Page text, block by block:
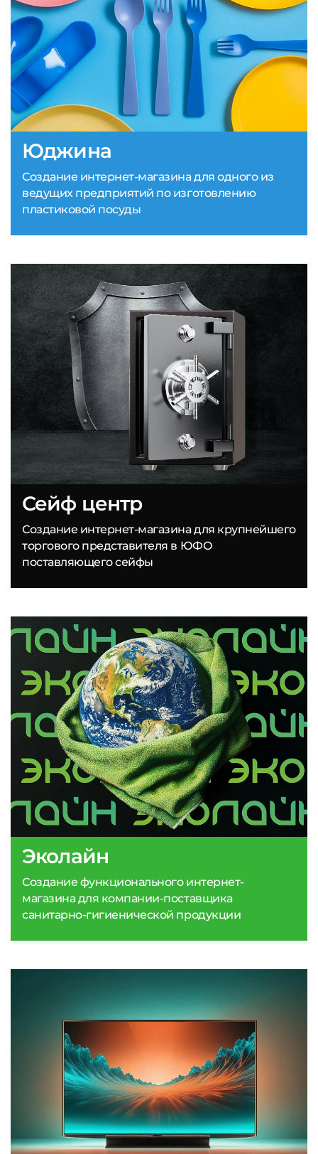
Юджина
Создание интернет-магазина для одного из
ведущих предприятий по изготовлению
пластиковой посуды
Эколайн
Создание функционального интернет-
магазина для компании-поставщика
санитарно-гигиенической продукции
Сейф центр
Создание интернет-магазина для крупнейшего
торгового представителя в ЮФО
поставляющего сейфы